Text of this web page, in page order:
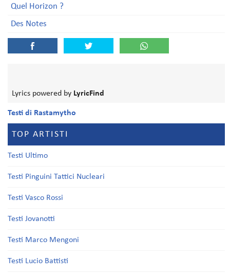
Quel Horizon ?
Des Notes
Lyrics powered by LyricFind
Testi di Rastamytho
TOP ARTISTI
Testi Ultimo
Testi Pinguini Tattici Nucleari
Testi Vasco Rossi
Testi Jovanotti
Testi Marco Mengoni
Testi Lucio Battisti